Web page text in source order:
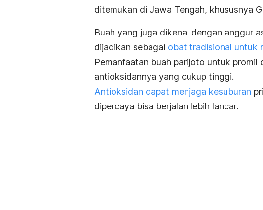
ditemukan di Jawa Tengah, khususnya
Buah yang juga dikenal dengan anggur
dijadikan sebagai obat tradisional untuk
Pemanfaatan buah parijoto untuk promil
antioksidannya yang cukup tinggi.
Antioksidan dapat menjaga kesuburan
dipercaya bisa berjalan lebih lancar.